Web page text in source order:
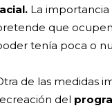
La
que
tenía poca o
de las medidas
del